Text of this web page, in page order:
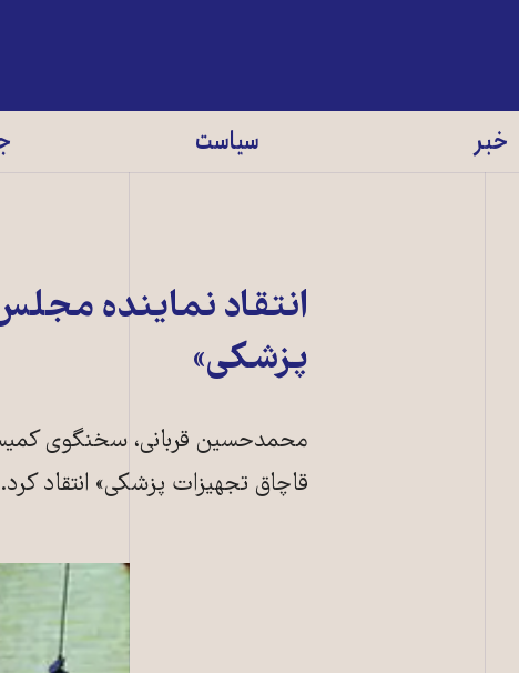
خبر سیاست
انتقاد نماينده
پزشکی»
محمدحسين قربانی، سخنگوی
قاچاق تجهيزات پزشکی» انتقاد کرد.